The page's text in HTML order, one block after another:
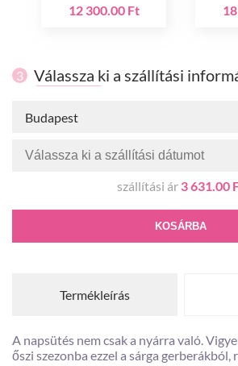
12 300.00 Ft
3 Válassza ki a szállítási
Budapest
szállítási ár 3 631.00
KOSÁRBA
Termékleírás
A napsütés nem csak a nyárra való.
őszi szezonba ezzel a sárga gerberákból,